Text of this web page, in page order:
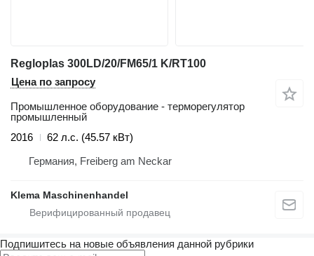
Regloplas 300LD/20/FM65/1 K/RT100
Цена по запросу
Промышленное оборудование - терморегулятор
промышленный
2016
62 л.с. (45.57 кВт)
Германия, Freiberg am Neckar
Klema Maschinenhandel
Подпишитесь на новые объявления данной рубрики